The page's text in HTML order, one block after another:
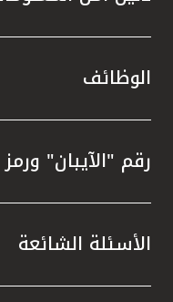
الوظائف
رقم "الآيبان"
الأسئلة الشائعة